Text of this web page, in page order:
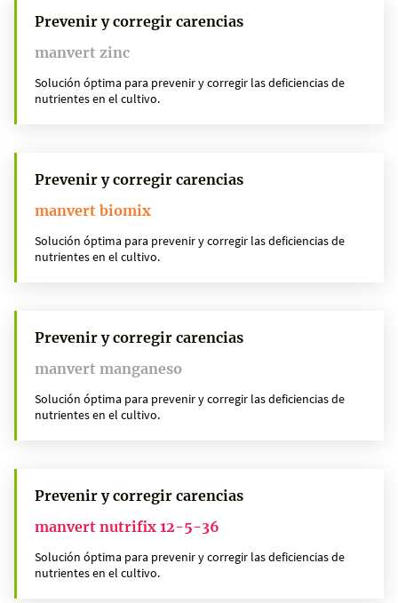
Prevenir y corregir carencias
manvert zinc
Solución óptima para prevenir y corregir las deficiencias de
nutrientes en el cultivo.
Prevenir y corregir carencias
manvert biomix
Solución óptima para prevenir y corregir las deficiencias de
nutrientes en el cultivo.
Prevenir y corregir carencias
manvert manganeso
Solución óptima para prevenir y corregir las deficiencias de
nutrientes en el cultivo.
Prevenir y corregir carencias
manvert nutrifix 12-5-36
Solución óptima para prevenir y corregir las deficiencias de
nutrientes en el cultivo.